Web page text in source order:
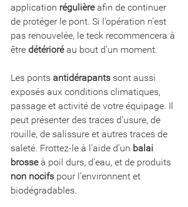
application régulière afin de continuer
de protéger le pont. Si l’opération n’est
pas renouvelée, le teck recommencera à
être détérioré au bout d’un moment.
Les ponts antidérapants sont aussi
exposés aux conditions climatiques,
passage et activité de votre équipage. Il
peut présenter des traces d’usure, de
rouille, de salissure et autres traces de
saleté. Frottez-le à l’aide d’un balai
brosse à poil durs, d’eau, et de produits
non nocifs pour l’environnent et
biodégradables.